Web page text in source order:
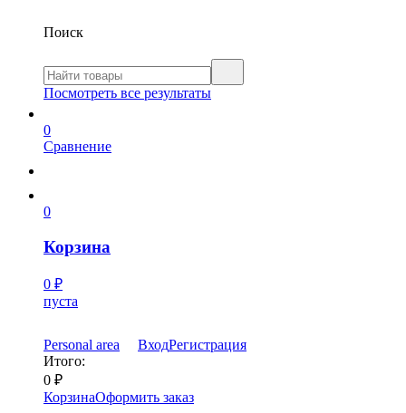
Поиск
Посмотреть все результаты
0
Сравнение
0
Корзина
0 ₽
пуста
Personal area ВходРегистрация
Итого:
0 ₽
КорзинаОформить заказ